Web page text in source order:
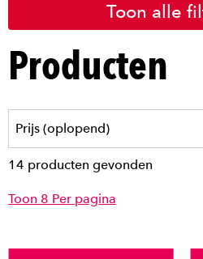
Toon alle
Producten
14 producten gevonden
Toon 8 Per pagina